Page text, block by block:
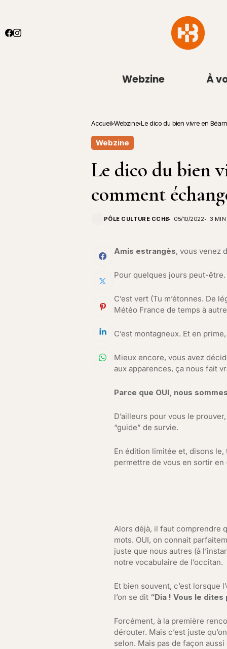
Webzine À
Accueil Webzine Le dico du bien vivre en
Webzine
Le dico du bien
comment
PÔLE CULTURE CCHB 05/10/2022 3
Amis estrangès, vous venez
Pour quelques jours peut-être.
C’est vert (Tu m’étonnes. De
Météo France de temps à
C’est montagneux. Et en
Mieux encore, vous avez
aux apparences, ça nous fait
Parce que OUI, nous
D’ailleurs pour vous le
“guide” de survie.
En édition limitée et, disons
permettre de vous en sortir
Alors déjà, il faut comprendre
mots. OUI, on connait
juste que nous autres (à
notre vocabulaire de l’occitan.
Et bien souvent, c’est lorsque
l’on se dit “Dia ! Vous le
Forcément, à la première
dérouter. Mais c’est juste
selon. Mais pas de façon